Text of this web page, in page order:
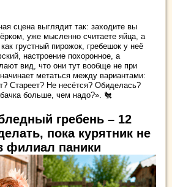
сцена выглядит так: заходите вы
уже мысленно считаете яйца, а
грустный пирожок, гребешок у неё
настроение похоронное, а
вид, что они тут вообще не при
метаться между вариантами:
Стареет? Не несётся? Обиделась?
больше, чем надо?». 🐔
гребень – 12
пока курятник не
филиал паники